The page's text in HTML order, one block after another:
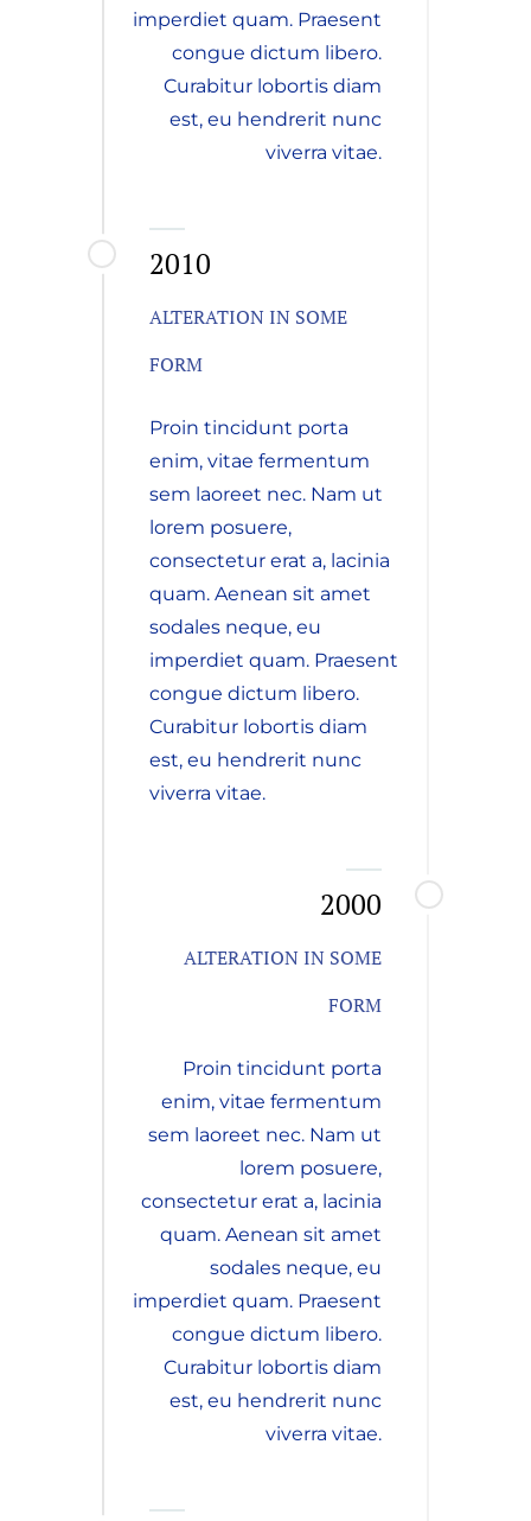
imperdiet quam. Praesent
congue dictum libero.
Curabitur lobortis diam
est, eu hendrerit nunc
viverra vitae.
2010
ALTERATION IN SOME
FORM
Proin tincidunt porta
enim, vitae fermentum
sem laoreet nec. Nam ut
lorem posuere,
consectetur erat a, lacinia
quam. Aenean sit amet
sodales neque, eu
imperdiet quam. Praesent
congue dictum libero.
Curabitur lobortis diam
est, eu hendrerit nunc
viverra vitae.
2000
ALTERATION IN SOME
FORM
Proin tincidunt porta
enim, vitae fermentum
sem laoreet nec. Nam ut
lorem posuere,
consectetur erat a, lacinia
quam. Aenean sit amet
sodales neque, eu
imperdiet quam. Praesent
congue dictum libero.
Curabitur lobortis diam
est, eu hendrerit nunc
viverra vitae.